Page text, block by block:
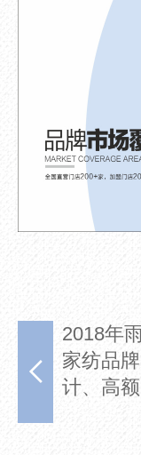
好
重
2018年
家纺品
计、高